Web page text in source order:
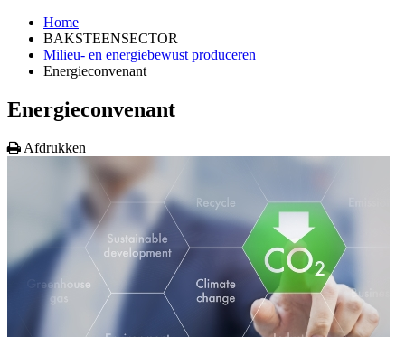
Home
BAKSTEENSECTOR
Milieu- en energiebewust produceren
Energieconvenant
Energieconvenant
Afdrukken